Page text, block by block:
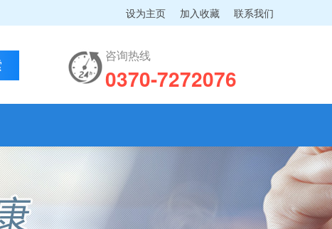
设为主页 加入收藏 联系我们
咨询热线
0370-7272076